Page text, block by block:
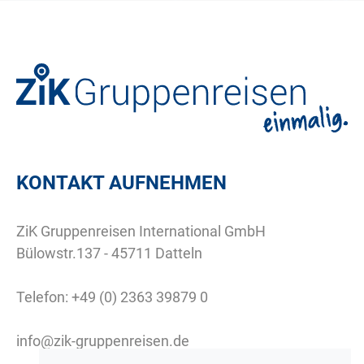
KONTAKT AUFNEHMEN
ZiK Gruppenreisen International GmbH
Bülowstr.137 - 45711 Datteln
Telefon: +49 (0) 2363 39879 0
info@zik-gruppenreisen.de